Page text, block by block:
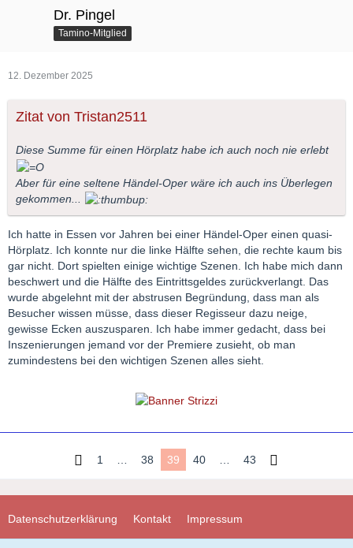
Dr. Pingel
Tamino-Mitglied
12. Dezember 2025
Zitat von Tristan2511
Diese Summe für einen Hörplatz habe ich auch noch nie erlebt
Aber für eine seltene Händel-Oper wäre ich auch ins Überlegen
gekommen...
Ich hatte in Essen vor Jahren bei einer Händel-Oper einen quasi-
Hörplatz. Ich konnte nur die linke Hälfte sehen, die rechte kaum bis
gar nicht. Dort spielten einige wichtige Szenen. Ich habe mich dann
beschwert und die Hälfte des Eintrittsgeldes zurückverlangt. Das
wurde abgelehnt mit der abstrusen Begründung, dass man als
Besucher wissen müsse, dass dieser Regisseur dazu neige,
gewisse Ecken auszusparen. Ich habe immer gedacht, dass bei
Inszenierungen jemand vor der Premiere zusieht, ob man
zumindestens bei den wichtigen Szenen alles sieht.
1 … 38 39 40 … 43
Datenschutzerklärung Kontakt Impressum